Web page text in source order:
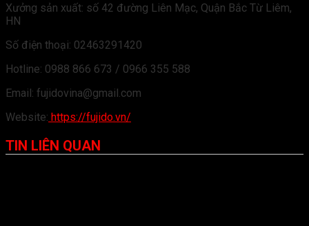
Xưởng sản xuất: số 42 đường Liên Mạc, Quận Bắc Từ Liêm,
HN
Số điện thoại: 02463291420
Hotline: 0988 866 673 / 0966 355 588
Email: fujidovina@gmail.com
Website: https://fujido.vn/
TIN LIÊN QUAN